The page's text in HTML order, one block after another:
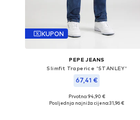
KUPON
PEPE JEANS
Slimfit Traperice 'STANLEY'
67,41 €
Dostupne veličine: 32 x 34, 33 x 34, 36 x 34
Prvotno: 94,90 €
Posljednja najniža cijena:31,96 €